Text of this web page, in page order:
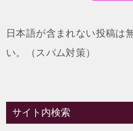
日本語が含まれない投稿は
い。（スパム対策）
サイト内検索